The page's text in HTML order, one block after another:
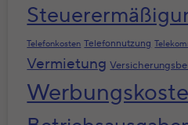
Telefonkosten Telefonnutzung
Vermietung